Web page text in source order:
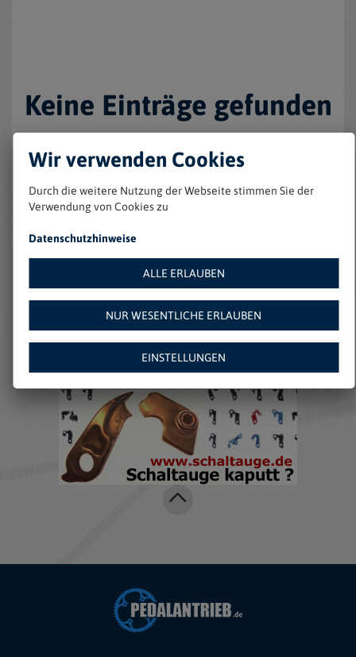
Keine Einträge gefunden
Weitere Angebote auf
Amazon:
Wir verwenden Cookies
Durch die weitere Nutzung der Webseite stimmen Sie der
Verwendung von Cookies zu
Datenschutzhinweise
ALLE ERLAUBEN
NUR WESENTLICHE ERLAUBEN
EINSTELLUNGEN